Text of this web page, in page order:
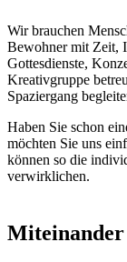
Wir brauchen
Bewohner mit Zeit,
Gottesdienste,
Kreativgruppe
Spaziergang
Haben Sie schon
möchten Sie uns
können so die
verwirklichen.
Miteinander